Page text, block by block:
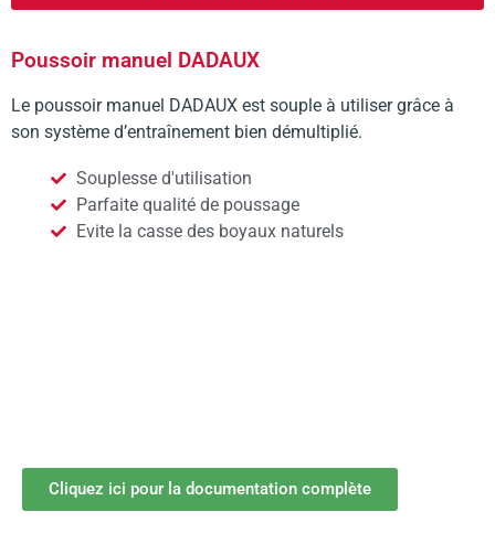
Poussoir manuel DADAUX
Le poussoir manuel DADAUX est souple à utiliser grâce à
son système d’entraînement bien démultiplié.
Souplesse d'utilisation
Parfaite qualité de poussage
Evite la casse des boyaux naturels
Cliquez ici pour la documentation complète